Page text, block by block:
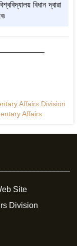
বিধান দ্বারা
Affairs Division
Affairs
Site
Division